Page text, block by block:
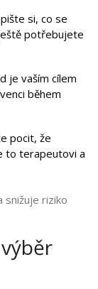
si, co se
potřebujete
je vaším cílem
během
pocit, že
to terapeutovi a
snižuje riziko